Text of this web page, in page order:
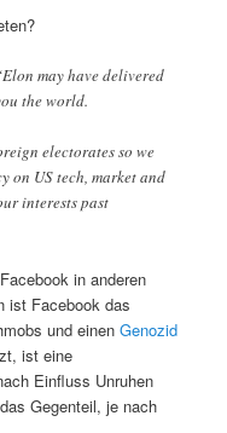
may have delivered
the world.
electorates so we
on US tech, market and
interests past
in anderen
ist Facebook das
und einenGenozid
ist eine
Einfluss Unruhen
Gegenteil, je nach